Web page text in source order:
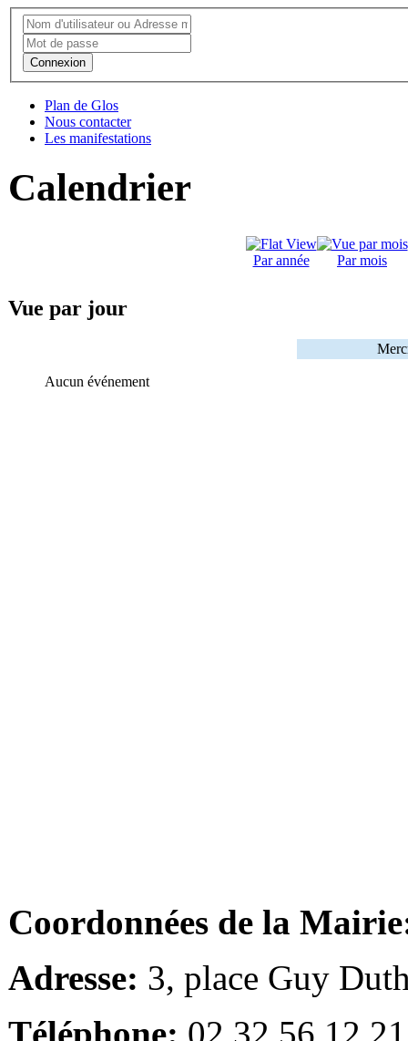
Connexion
Plan de Glos
Nous contacter
Les manifestations
Calendrier
Par année Par mois
Vue par jour
Aucun événement
Coordonnées de la
Adresse: 3, place Guy